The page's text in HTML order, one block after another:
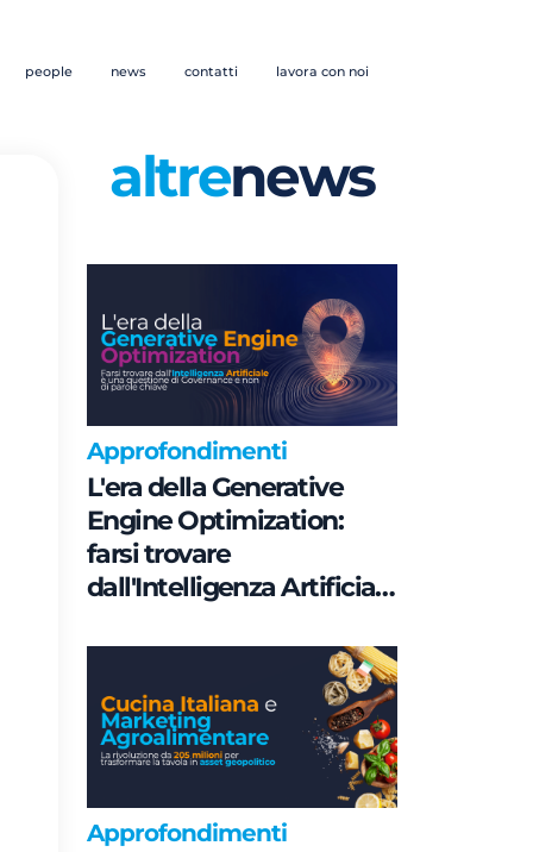
people news contatti lavora con noi
altrenews
Approfondimenti
L'era della Generative
Engine Optimization:
farsi trovare
dall'Intelligenza Artificiale
Governance e non di
parole chiave
Approfondimenti